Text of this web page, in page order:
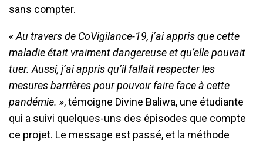
sans compter.
« Au travers de CoVigilance-19, j’ai appris que cette
maladie était vraiment dangereuse et qu’elle pouvait
tuer. Aussi, j’ai appris qu’il fallait respecter les
mesures barrières pour pouvoir faire face à cette
pandémie. », témoigne Divine Baliwa, une étudiante
qui a suivi quelques-uns des épisodes que compte
ce projet. Le message est passé, et la méthode